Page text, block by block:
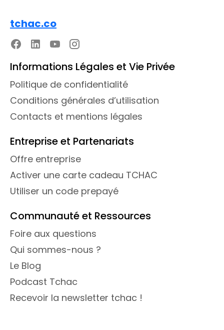
tchac.co
Informations Légales et Vie Privée
Politique de confidentialité
Conditions générales d’utilisation
Contacts et mentions légales
Entreprise et Partenariats
Offre entreprise
Activer une carte cadeau TCHAC
Utiliser un code prepayé
Communauté et Ressources
Foire aux questions
Qui sommes-nous ?
Le Blog
Podcast Tchac
Recevoir la newsletter tchac !